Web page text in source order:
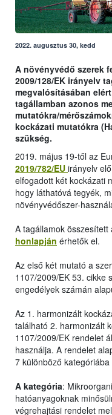
2022. augusztus 30, kedd
A növényvédő szerek
2009/128/EK irányelv
megvalósításában
tagállamban azonos
mutatókra/
kockázati mutatókra
szükség.
2019. május 19-től az
2019/782/EU irányelv
elfogadott két kockázati
hogy láthatóvá tegyék,
növényvédőszer-
A tagállamok összesített
honlapján érhetők el.
Az első két mutató a
1107/2009/EK 53. cikke
engedélyek számán
Az 1. harmonizált
található 2. harmonizált
1107/2009/EK rendelet
használja. A rendelet
7 különböző kategóriába
A kategória:
hatóanyagoknak
végrehajtási rendelet